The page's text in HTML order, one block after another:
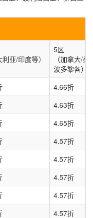
利亚/印度等）
5区
（加拿大/墨
波多黎各）
4.66折
4.63折
4.65折
4.57折
4.57折
4.57折
4.57折
4.57折